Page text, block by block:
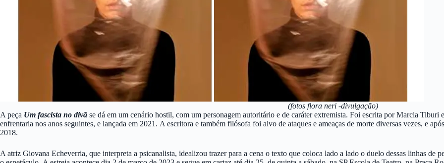
(fotos flora neri -divulgação)
A peça Um fascista no divã se dá em um cenário hostil, com um personagem autoritário e de caráter extremista. Foi escrita por Marcia
enfrentaria nos anos seguintes, e lançada em 2021. A escritora e também filósofa foi alvo de ataques e ameaças de morte diversas vezes, e
2018.
A atriz Giovana Echeverria, que interpreta a psicanalista, idealizou trazer para a cena o texto que coloca lado a lado o duelo dessas linhas